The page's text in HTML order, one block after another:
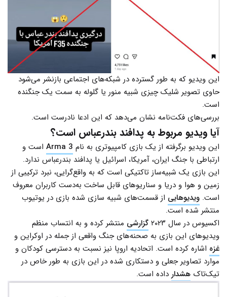
این ویدیو که به طور گسترده در شبکه‌های اجتماعی بازنشر می‌شود
حاوی تصویر شلیک چیزی شبیه منور یا گلوله به سمت یک جنگنده
است.
بررسی‌های فکت‌نامه نشان می‌دهد که این ادعا نادرست است.
آیا ویدیو مربوط به پدافند بندرعباس است؟
این ویدیو برگرفته از یک بازی کامپیوتری به نام Arma 3 است و
ارتباطی با جنگ ایران، آمریکا، اسرائیل یا پدافند بندرعباس ندارد.
این بازی یک شبیه‌ساز تاکتیکی است که به واقع‌گرایی، نبرد ترکیبی از
زمین و هوا و دریا و سناریوهای قابل ساخت به‌دست کاربران معروف
است. ویدیوهایی از قسمت‌های شبیه سازی شده‌ بازی در یوتیوب
منتشر شده است.
اکسیوس در سال ۲۰۲۳
گزارشی منتشر کرده و به انتساب منظم
ویدیوهای این بازی به صحنه‌های جنگ واقعی از جمله در اوکراین و
غزه اشاره کرده است. اتحادیه اروپا نیز نسبت به دسترسی کودکان و
موارد تصاویر جعلی و دستکاری شده در این بازی به طور خاص در
تیک‌تاک هشدار داده است.